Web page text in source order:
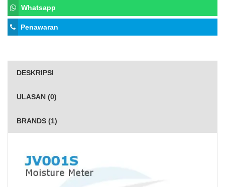
Whatsapp
Penawaran
DESKRIPSI
ULASAN (0)
BRANDS (1)